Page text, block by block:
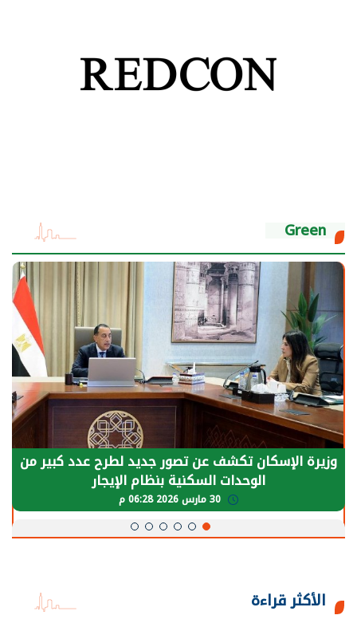
Green
وزيرة الإسكان تكشف عن تصور جديد لطرح عدد كبير من
الوحدات السكنية بنظام الإيجار
الأكثر قراءة